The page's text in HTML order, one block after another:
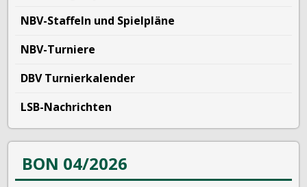
NBV-Staffeln und Spielpläne
NBV-Turniere
DBV Turnierkalender
LSB-Nachrichten
BON 04/2026